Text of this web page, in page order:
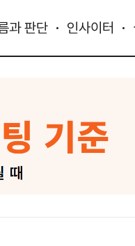
과 판단 인사이터